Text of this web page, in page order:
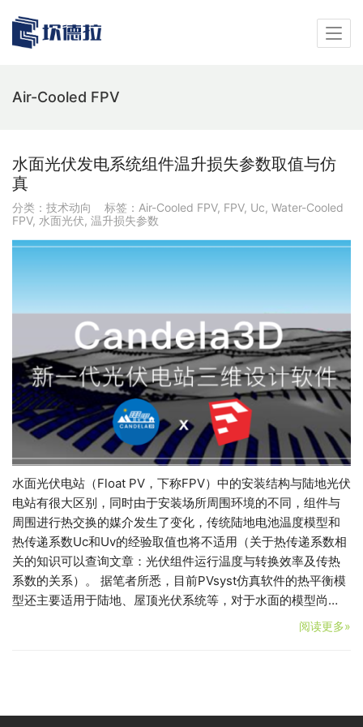
Air-Cooled FPV
水面光伏发电系统组件温升损失参数取值与仿
真
分类： 技术动向 标签： Air-Cooled FPV, FPV, Uc, Water-Cooled
FPV, 水面光伏, 温升损失参数
水面光伏电站（Float PV，下称FPV）中的安装结构与陆地光伏
电站有很大区别，同时由于安装场所周围环境的不同，组件与
周围进行热交换的媒介发生了变化，传统陆地电池温度模型和
热传递系数Uc和Uv的经验取值也将不适用（关于热传递系数相
关的知识可以查询文章：光伏组件运行温度与转换效率及传热
系数的关系）。 据笔者所悉，目前PVsyst仿真软件的热平衡模
型还主要适用于陆地、屋顶光伏系统等，对于水面的模型尚…
阅读更多»